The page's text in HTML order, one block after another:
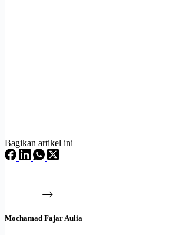
Bagikan artikel ini
Mochamad Fajar Aulia